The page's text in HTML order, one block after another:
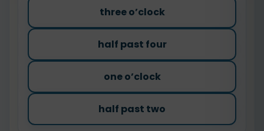
three o’clock
half past four
one o’clock
half past two